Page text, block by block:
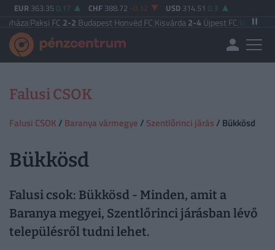
EUR 363.35 0.17 CHF 388.72 -0.12 USD 314.51 0.3
Paksi FC2-2Budapest Honvéd FC|Kisvárda2-4Újpest FC|Vasas FC 5-0
Falusi CSOK
Falusi CSOK / Baranya vármegye / Szentlőrinci járás / Bükkösd
Bükkösd
Falusi csok: Bükkösd - Minden, amit a
Baranya megyei, Szentlőrinci járásban lévő
településről tudni lehet.